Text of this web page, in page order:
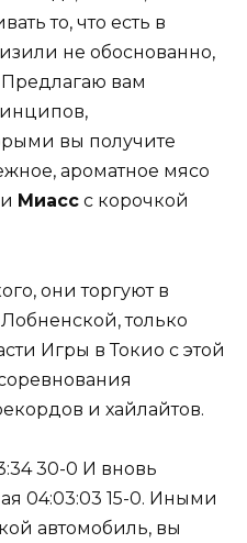
то, что есть в
не обоснованно,
Предлагаю вам
вы получите
ароматное мясо
Миасс с корочкой
они торгуют в
только
Игры в Токио с этой
и хайлайтов.
30-0 И вновь
04:03:03 15-0. Иными
автомобиль, вы